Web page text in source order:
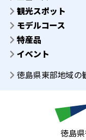
観光スポット
モデルコース
特産品
イベント
徳島県東部地域の
徳島